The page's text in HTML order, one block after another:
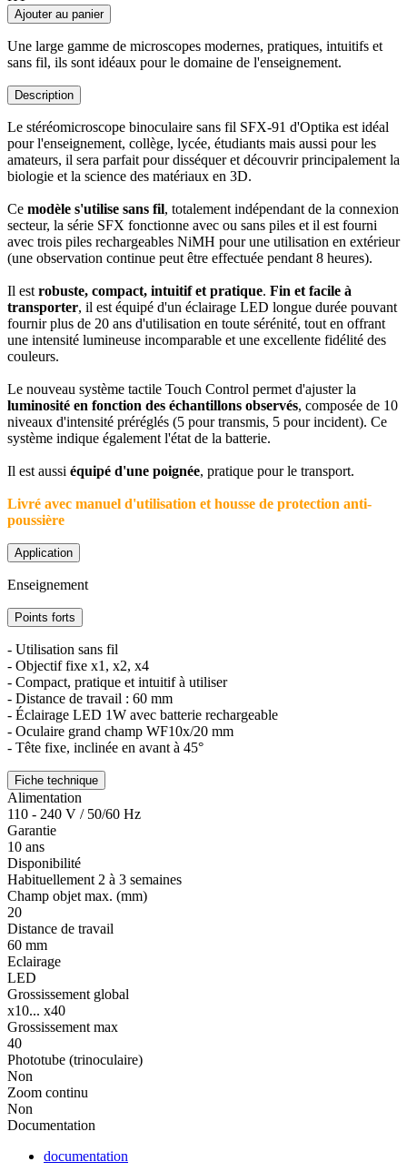
Ajouter au panier
Une large gamme de microscopes modernes, pratiques, intuitifs et
sans fil, ils sont idéaux pour le domaine de l'enseignement.
Description
Le stéréomicroscope binoculaire sans fil SFX-91 d'Optika est idéal
pour l'enseignement, collège, lycée, étudiants mais aussi pour les
amateurs, il sera parfait pour disséquer et découvrir principalement la
biologie et la science des matériaux en 3D.
Ce modèle s'utilise sans fil, totalement indépendant de la connexion
secteur, la série SFX fonctionne avec ou sans piles et il est fourni
avec trois piles rechargeables NiMH pour une utilisation en extérieur
(une observation continue peut être effectuée pendant 8 heures).
Il est robuste, compact, intuitif et pratique. Fin et facile à
transporter, il est équipé d'un éclairage LED longue durée pouvant
fournir plus de 20 ans d'utilisation en toute sérénité, tout en offrant
une intensité lumineuse incomparable et une excellente fidélité des
couleurs.
Le nouveau système tactile Touch Control permet d'ajuster la
luminosité en fonction des échantillons observés, composée de 10
niveaux d'intensité préréglés (5 pour transmis, 5 pour incident). Ce
système indique également l'état de la batterie.
Il est aussi équipé d'une poignée, pratique pour le transport.
Livré avec manuel d'utilisation et housse de protection anti-
poussière
Application
Enseignement
Points forts
- Utilisation sans fil
- Objectif fixe x1, x2, x4
- Compact, pratique et intuitif à utiliser
- Distance de travail : 60 mm
- Éclairage LED 1W avec batterie rechargeable
- Oculaire grand champ WF10x/20 mm
- Tête fixe, inclinée en avant à 45°
Fiche technique
Alimentation
110 - 240 V / 50/60 Hz
Garantie
10 ans
Disponibilité
Habituellement 2 à 3 semaines
Champ objet max. (mm)
20
Distance de travail
60 mm
Eclairage
LED
Grossissement global
x10... x40
Grossissement max
40
Phototube (trinoculaire)
Non
Zoom continu
Non
Documentation
documentation